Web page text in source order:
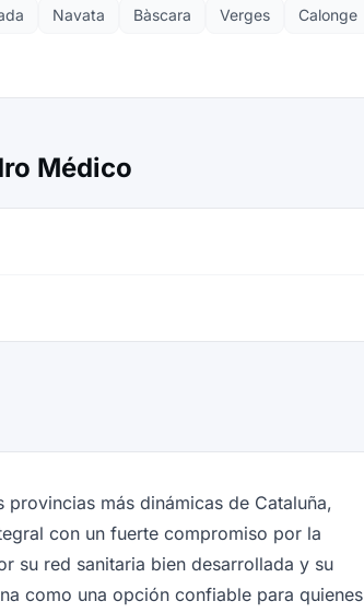
Navata Bàscara Verges
Calonge
Médico
más dinámicas de Cataluña,
con un fuerte compromiso por la
su red sanitaria bien desarrollada y su
como una opción confiable para quienes